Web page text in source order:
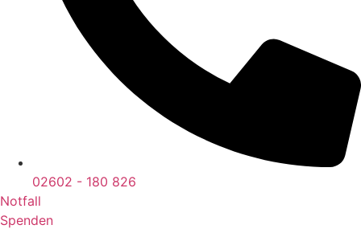
02602 - 180 826
Notfall
Spenden